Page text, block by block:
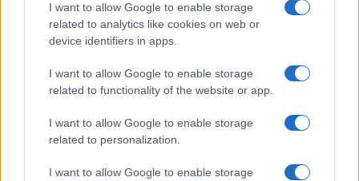
I want to allow Google to enable storage
related to analytics like cookies on web or
device identifiers in apps.
I want to allow Google to enable storage
related to functionality of the website or app.
I want to allow Google to enable storage
related to personalization.
I want to allow Google to enable storage
10+ újítás, amelyeket az Apple februárban bejelenthetne
Nem jön idén a Galaxy S26 – 2026 januárjára tolódik a
Mire érdemes várni 2026-ban? Így alakul az Apple
termékek vásárlási stratégiája
iPhone 18 bemutató dátum - ekkor rántja le a leplet az
Apple az új csúcsmobilokról
Kiszivárgott Apple dokumentum árulta el, mikor érkezik az